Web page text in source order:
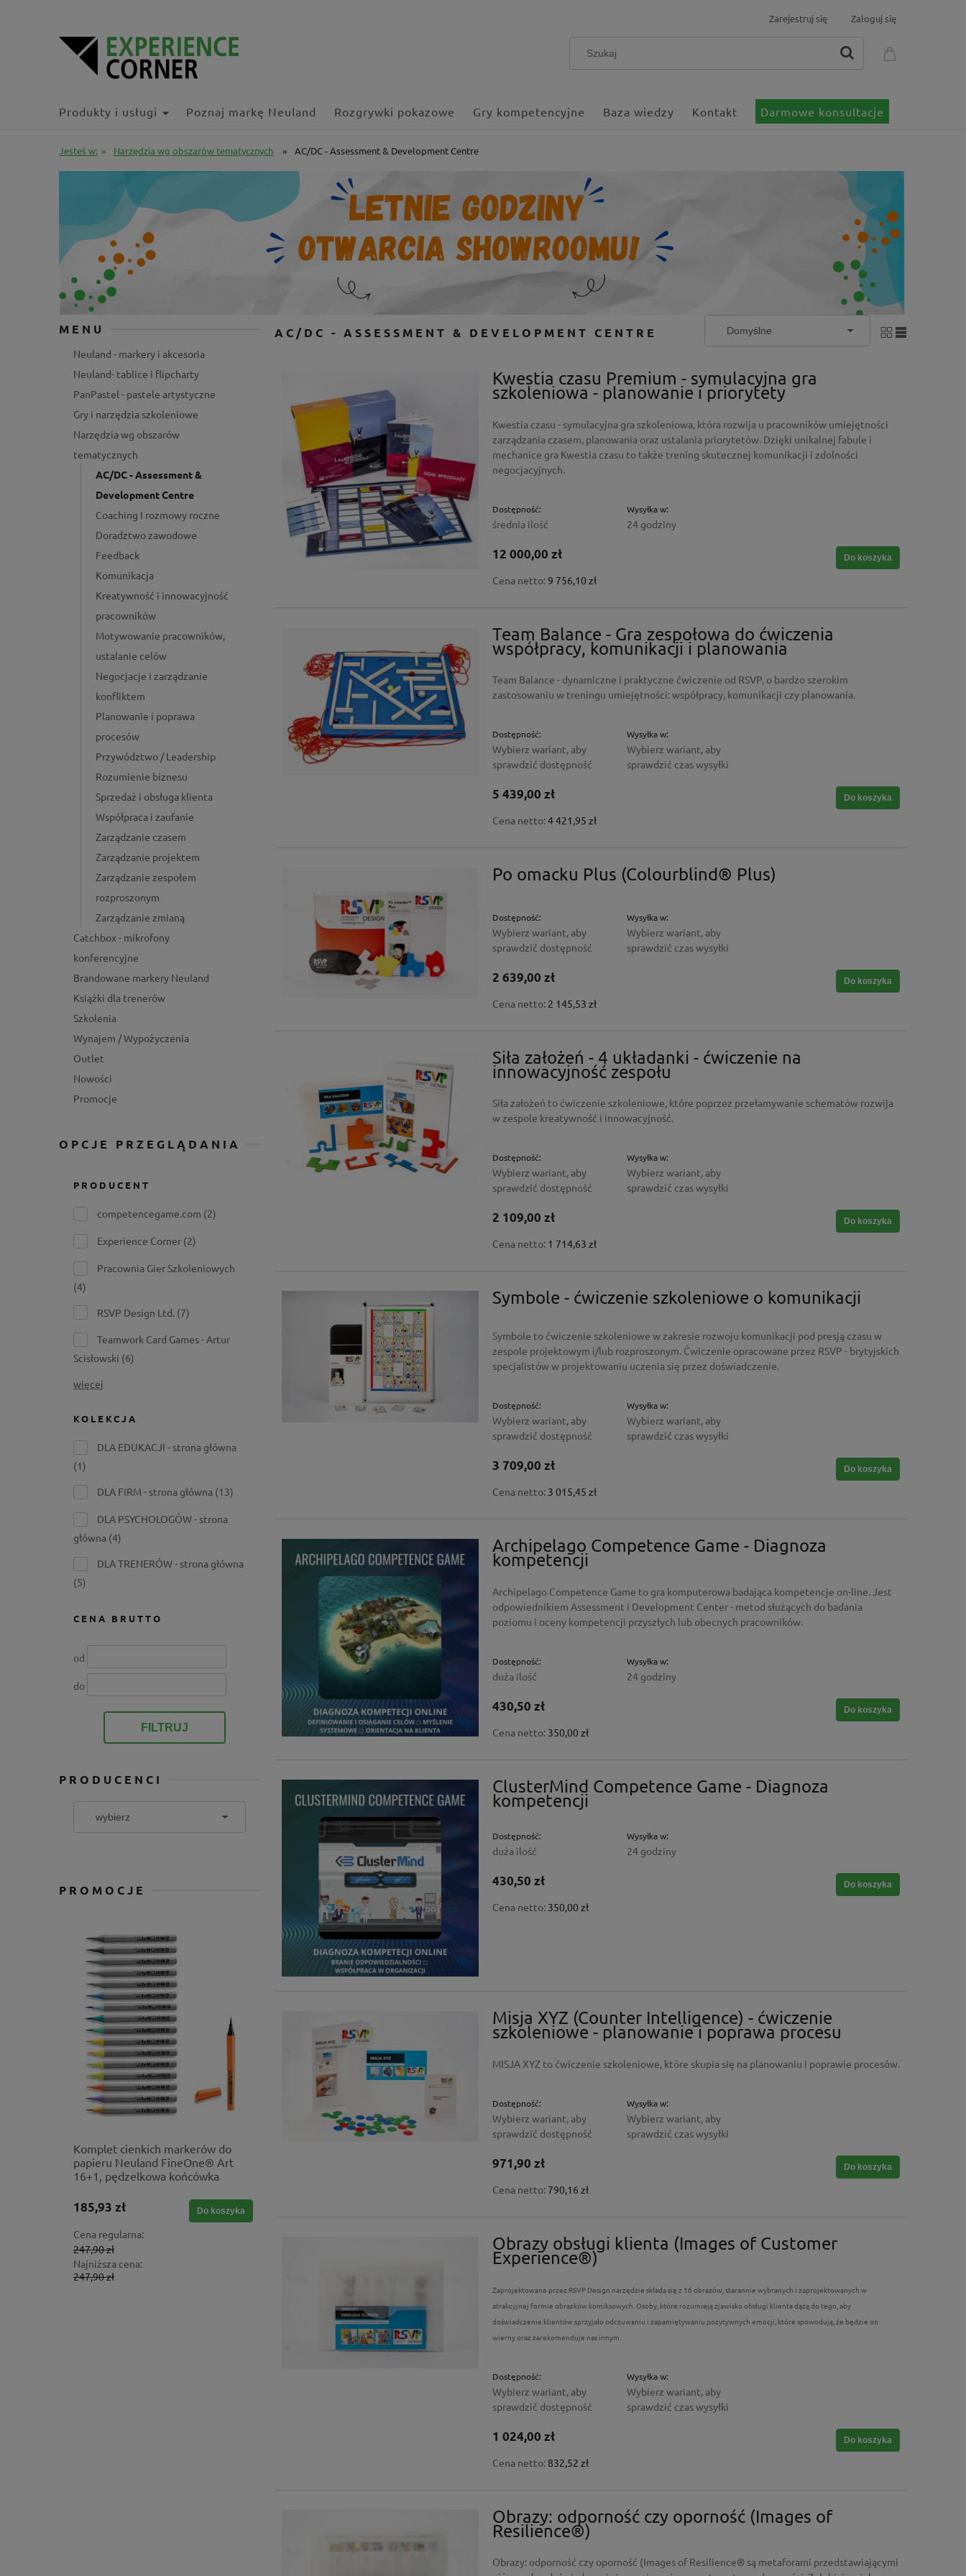
Zarejestruj się Zaloguj się
Produkty i usługi Poznaj markę Neuland Rozgrywki pokazowe Gry kompetencyjne Baza wiedzy Kontakt Darmowe konsultacje
Jesteś w: » Narzędzia wg obszarów tematycznych » AC/DC - Assessment & Development Centre
MENU
Neuland - markery i akcesoria
Neuland- tablice i flipcharty
PanPastel - pastele artystyczne
Gry i narzędzia szkoleniowe
Narzędzia wg obszarów
tematycznych
AC/DC - Assessment &
Development Centre
Coaching I rozmowy roczne
Doradztwo zawodowe
Feedback
Komunikacja
Kreatywność i innowacyjność
pracowników
Motywowanie pracowników,
ustalanie celów
Negocjacje i zarządzanie
konfliktem
Planowanie i poprawa
procesów
Przywództwo / Leadership
Rozumienie biznesu
Sprzedaż i obsługa klienta
Współpraca i zaufanie
Zarządzanie czasem
Zarządzanie projektem
Zarządzanie zespołem
rozproszonym
Zarządzanie zmianą
Catchbox - mikrofony
konferencyjne
Brandowane markery Neuland
Książki dla trenerów
Szkolenia
Wynajem / Wypożyczenia
Outlet
Nowości
Promocje
OPCJE PRZEGLĄDANIA
PRODUCENT
competencegame.com (2)
Experience Corner (2)
Pracownia Gier Szkoleniowych
(4)
RSVP Design Ltd. (7)
Teamwork Card Games - Artur
Scisłowski (6)
więcej
KOLEKCJA
DLA EDUKACJI - strona główna
(1)
DLA FIRM - strona główna (13)
DLA PSYCHOLOGÓW - strona
główna (4)
DLA TRENERÓW - strona główna
(5)
CENA BRUTTO
od
do
FILTRUJ
PRODUCENCI
PROMOCJE
Komplet cienkich markerów do
papieru Neuland FineOne® Art
16+1, pędzelkowa końcówka
185,93 zł
Cena regularna:
247,90 zł
Najniższa cena:
247,90 zł
Do koszyka
AC/DC - ASSESSMENT & DEVELOPMENT CENTRE
Kwestia czasu Premium - symulacyjna gra
szkoleniowa - planowanie i priorytety
Kwestia czasu - symulacyjna gra szkoleniowa, która rozwija u pracowników umiejętności
zarządzania czasem, planowania oraz ustalania priorytetów. Dzięki unikalnej fabule i
mechanice gra Kwestia czasu to także trening skutecznej komunikacji i zdolności
negocjacyjnych.
Dostępność:
średnia ilość
Wysyłka w:
24 godziny
12 000,00 zł
Cena netto:9 756,10 zł
Do koszyka
Team Balance - Gra zespołowa do ćwiczenia
współpracy, komunikacji i planowania
Team Balance - dynamiczne i praktyczne ćwiczenie od RSVP, o bardzo szerokim
zastosowaniu w treningu umiejętności: współpracy, komunikacji czy planowania.
Dostępność:
Wybierz wariant, aby
sprawdzić dostępność
Wysyłka w:
Wybierz wariant, aby
sprawdzić czas wysyłki
5 439,00 zł
Cena netto:4 421,95 zł
Do koszyka
Po omacku Plus (Colourblind® Plus)
Dostępność:
Wybierz wariant, aby
sprawdzić dostępność
Wysyłka w:
Wybierz wariant, aby
sprawdzić czas wysyłki
2 639,00 zł
Cena netto: 2 145,53 zł
Do koszyka
Siła założeń - 4 układanki - ćwiczenie na
innowacyjność zespołu
Siła założeń to ćwiczenie szkoleniowe, które poprzez przełamywanie schematów rozwija
w zespole kreatywność i innowacyjność.
Dostępność:
Wybierz wariant, aby
sprawdzić dostępność
Wysyłka w:
Wybierz wariant, aby
sprawdzić czas wysyłki
2 109,00 zł
Cena netto: 1 714,63 zł
Do koszyka
Symbole - ćwiczenie szkoleniowe o komunikacji
Symbole to ćwiczenie szkoleniowe w zakresie rozwoju komunikacji pod presją czasu w
zespole projektowym i/lub rozproszonym. Ćwiczenie opracowane przez RSVP - brytyjskich
specjalistów w projektowaniu uczenia się przez doświadczenie.
Dostępność:
Wybierz wariant, aby
sprawdzić dostępność
Wysyłka w:
Wybierz wariant, aby
sprawdzić czas wysyłki
3 709,00 zł
Cena netto: 3 015,45 zł
Do koszyka
Archipelago Competence Game - Diagnoza
kompetencji
Archipelago Competence Game to gra komputerowa badająca kompetencje on-line. Jest
odpowiednikiem Assessment i Development Center - metod służących do badania
poziomu i oceny kompetencji przyszłych lub obecnych pracowników.
Dostępność:
duża ilość
Wysyłka w:
24 godziny
430,50 zł
Cena netto: 350,00 zł
Do koszyka
ClusterMind Competence Game - Diagnoza
kompetencji
Dostępność:
duża ilość
Wysyłka w:
24 godziny
430,50 zł
Cena netto: 350,00 zł
Do koszyka
Misja XYZ (Counter Intelligence) - ćwiczenie
szkoleniowe - planowanie i poprawa procesu
MISJA XYZ to ćwiczenie szkoleniowe, które skupia się na planowaniu i poprawie procesów.
Dostępność:
Wybierz wariant, aby
sprawdzić dostępność
Wysyłka w:
Wybierz wariant, aby
sprawdzić czas wysyłki
971,90 zł
Cena netto: 790,16 zł
Do koszyka
Obrazy obsługi klienta (Images of Customer
Experience®)
Zaprojektowane przez RSVP Design narzędzie składa się z 16 obrazów, starannie wybranych i zaprojektowanych w
atrakcyjnej formie obrazków komiksowych. Osoby, które rozumieją zjawisko obsługi klienta dążą do tego, aby
doświadczenie klientów sprzyjało odczuwaniu i zapamiętywaniu pozytywnych emocji, które spowodują, że będzie on
wierny oraz zarekomenduje nas innym.
Dostępność:
Wybierz wariant, aby
sprawdzić dostępność
Wysyłka w:
Wybierz wariant, aby
sprawdzić czas wysyłki
1 024,00 zł
Cena netto: 832,52 zł
Do koszyka
Obrazy: odporność czy oporność (Images of
Resilience®)
Obrazy: odporność czy oporność (Images of Resilience® są metaforami przedstawiającymi